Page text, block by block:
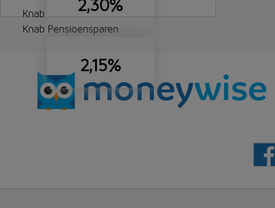
2,30%
Knab
Knab Pensioensparen
2,15%